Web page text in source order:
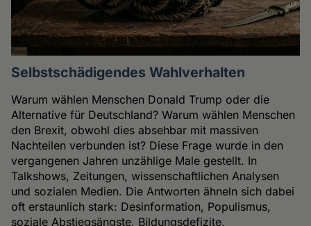
Selbstschädigendes Wahlverhalten
Warum wählen Menschen Donald Trump oder die
Alternative für Deutschland? Warum wählen Menschen
den Brexit, obwohl dies absehbar mit massiven
Nachteilen verbunden ist? Diese Frage wurde in den
vergangenen Jahren unzählige Male gestellt. In
Talkshows, Zeitungen, wissenschaftlichen Analysen
und sozialen Medien. Die Antworten ähneln sich dabei
oft erstaunlich stark: Desinformation, Populismus,
soziale Abstiegsängste, Bildungsdefizite,